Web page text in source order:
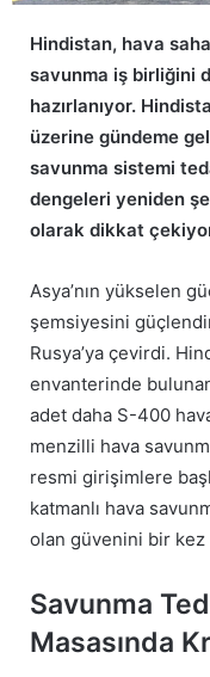
Hindistan, hava
savunma iş birliğini
hazırlanıyor.
üzerine gündeme
savunma sistemi
dengeleri yeniden
olarak dikkat
Asya’nın yükselen
şemsiyesini
Rusya’ya çevirdi.
envanterinde
adet daha S-400
menzilli hava
resmi girişimlere
katmanlı hava
olan güvenini bir
Savunma
Masasında